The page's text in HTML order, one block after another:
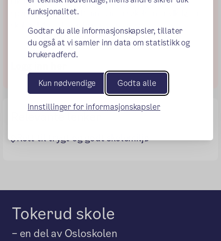
funksjonalitet.
Godtar du alle informasjonskapsler, tillater
du også at vi samler inn data om statistikk og
brukeradferd.
Kun nødvendige Godta alle
Innstillinger for informasjonskapsler
spørsmålene nøye. Denne undersøkelsen er viktig for
skolen, både elever, lærere og foresatte.
Relevante lenker
Rett til trygt og godt skolemiljø
Tokerud skole
– en del av Osloskolen